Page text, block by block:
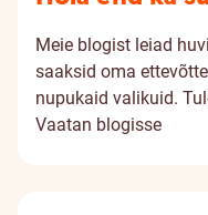
Meie blogist leiad
saaksid oma
nupukaid valikuid.
Vaatan blogisse